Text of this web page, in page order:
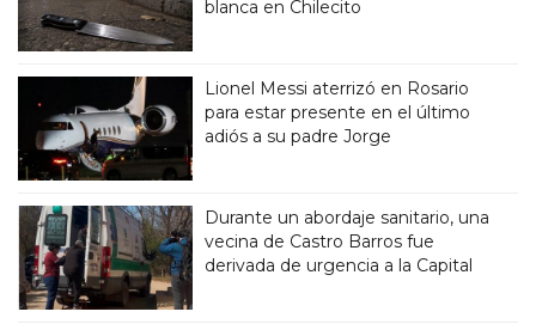
blanca en Chilecito
Lionel Messi aterrizó en Rosario
para estar presente en el último
adiós a su padre Jorge
Durante un abordaje sanitario, una
vecina de Castro Barros fue
derivada de urgencia a la Capital